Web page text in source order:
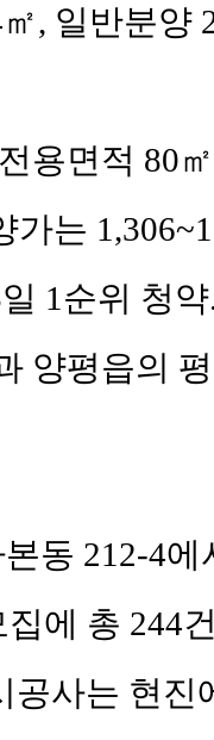
㎡, 일반분
용면적 80
가는
일 1순위 청
양평읍의
동 212-4
에 총 244
공사는 현진